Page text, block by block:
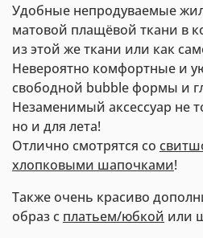
Удобные непродуваемые
матовой плащёвой ткани в
из этой же ткани или как
Невероятно комфортные и
свободной bubble формы и
Незаменимый аксессуар не
но и для лета!
Отлично смотрятся со
хлопковыми шапочками!
Также очень красиво
образ с платьем/юбкой или